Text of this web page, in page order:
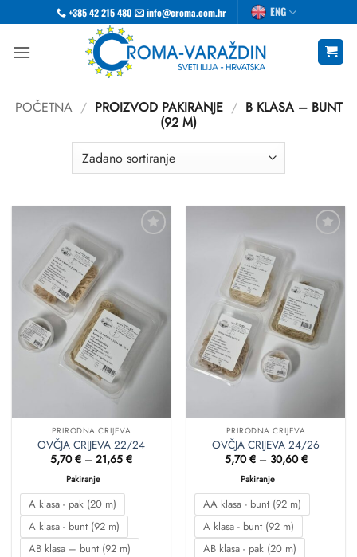
to
content
+385 42 215 480 info@croma.com.hr ENG
POČETNA / PROIZVOD PAKIRANJE / B KLASA – BUNT
(92 M)
PRIRODNA CRIJEVA
OVČJA CRIJEVA 22/24
5,70€ – 21,65 €Raspon
Pakiranje
A klasa - pak (20 m)
A klasa - bunt (92 m)
AB klasa – bunt (92 m)
PRIRODNA CRIJEVA
OVČJA CRIJEVA 24/26
5,70€ – 30,60€Raspon
5,70 €
Pakiranje
AA klasa - bunt (92 m)
A klasa - bunt (92 m)
AB klasa - pak (20 m)